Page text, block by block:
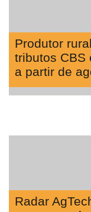
Produtor
tributos CBS
a partir de
Radar